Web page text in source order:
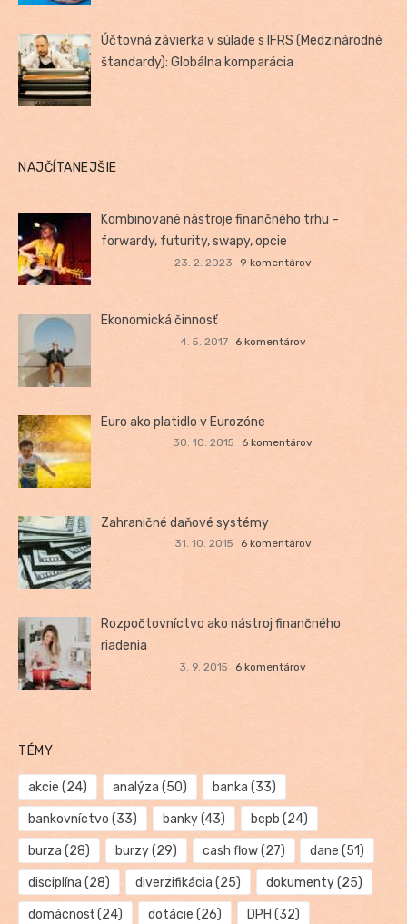
Účtovná závierka v súlade s IFRS (Medzinárodné
štandardy): Globálna komparácia
NAJČÍTANEJŠIE
Kombinované nástroje finančného trhu –
forwardy, futurity, swapy, opcie
23. 2. 2023 9 komentárov
Ekonomická činnosť
4. 5. 2017 6 komentárov
Euro ako platidlo v Eurozóne
30. 10. 2015 6 komentárov
Zahraničné daňové systémy
31. 10. 2015 6 komentárov
Rozpočtovníctvo ako nástroj finančného
riadenia
3. 9. 2015 6 komentárov
TÉMY
akcie (24) analýza (50) banka (33)
bankovníctvo (33) banky(43) bcpb (24)
burza (28) burzy(29) cash flow(27) dane (51)
disciplína (28) diverzifikácia (25) dokumenty(25)
domácnosť(24) dotácie (26) DPH (32)